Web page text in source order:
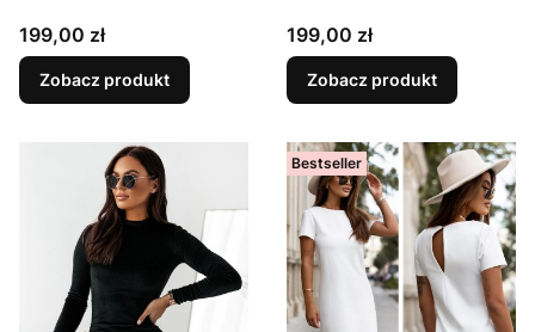
Cena
199,00 zł
Zobacz produkt
Cena
199,00 zł
Zobacz produkt
Bestseller